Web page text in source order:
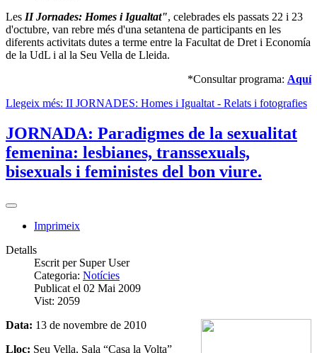
Les II Jornades: Homes i Igualtat", celebrades els passats 22 i 23
d'octubre, van rebre més d'una setantena de participants en les
diferents activitats dutes a terme entre la Facultat de Dret i Economía
de la UdL i al la Seu Vella de Lleida.
*Consultar programa: Aquí
Llegeix més: II JORNADES: Homes i Igualtat - Relats i fotografies
JORNADA: Paradigmes de la sexualitat
femenina: lesbianes, transsexuals,
bisexuals i feministes del bon viure.
Imprimeix
Detalls
Escrit per Super User
Categoria: Notícies
Publicat el 02 Mai 2009
Vist: 2059
Data: 13 de novembre de 2010
Lloc: Seu Vella, Sala “Casa la Volta”